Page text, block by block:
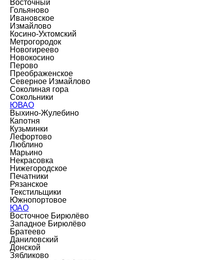
Восточный
Гольяново
Ивановское
Измайлово
Косино-Ухтомский
Метрогородок
Новогиреево
Новокосино
Перово
Преображенское
Северное Измайлово
Соколиная гора
Сокольники
ЮВАО
Выхино-Жулебино
Капотня
Кузьминки
Лефортово
Люблино
Марьино
Некрасовка
Нижегородское
Печатники
Рязанское
Текстильщики
Южнопортовое
ЮАО
Восточное Бирюлёво
Западное Бирюлёво
Братеево
Даниловский
Донской
Зябликово